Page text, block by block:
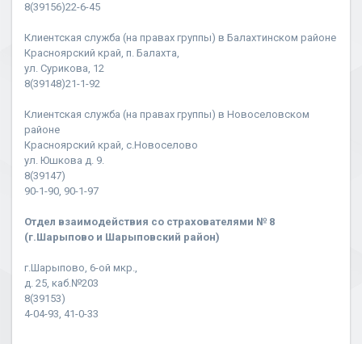
8(39156)22-6-45
Клиентская служба (на правах группы) в Балахтинском районе
Красноярский край, п. Балахта,
ул. Сурикова, 12
8(39148)21-1-92
Клиентская служба (на правах группы) в Новоселовском
районе
Красноярский край, с.Новоселово
ул. Юшкова д. 9.
8(39147)
90-1-90, 90-1-97
Отдел взаимодействия со страхователями № 8
(г.Шарыпово и Шарыповский район)
г.Шарыпово, 6-ой мкр.,
д. 25, каб.№203
8(39153)
4-04-93, 41-0-33